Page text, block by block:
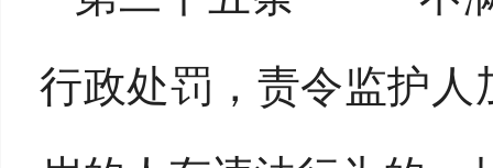
行政处罚，责令监护